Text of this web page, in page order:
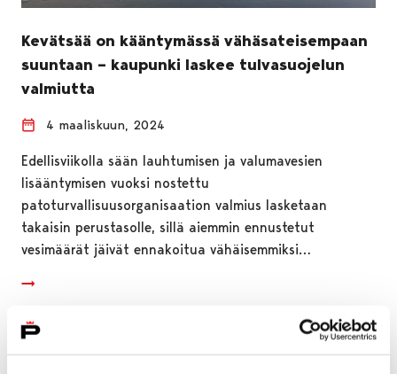
Kevätsää on kääntymässä vähäsateisempaan
suuntaan – kaupunki laskee tulvasuojelun
valmiutta
4 maaliskuun, 2024
Edellisviikolla sään lauhtumisen ja valumavesien
lisääntymisen vuoksi nostettu
patoturvallisuusorganisaation valmius lasketaan
takaisin perustasolle, sillä aiemmin ennustetut
vesimäärät jäivät ennakoitua vähäisemmiksi…